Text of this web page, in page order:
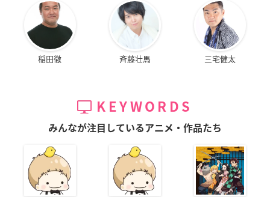
稲田徹 斉藤壮馬 三宅健太
KEYWORDS
みんなが注目しているアニメ・作品たち